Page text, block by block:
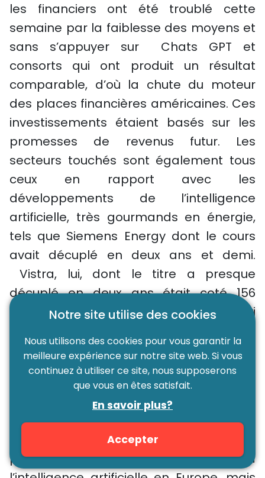
les financiers ont été troublé cette
semaine par la faiblesse des moyens et
sans s’appuyer sur Chats GPT et
consorts qui ont produit un résultat
comparable, d’où la chute du moteur
des places financières américaines. Ces
investissements étaient basés sur les
promesses de revenus futur. Les
secteurs touchés sont également tous
ceux en rapport avec les
développements de l’intelligence
artificielle, très gourmands en énergie,
tels que Siemens Energy dont le cours
avait décuplé en deux ans et demi.
Vistra, lui, dont le titre a presque
décuplé en deux ans était coté 156
dollars la semaine passée. Il a servi
contre Nvidia et est remonté hier à la
clôture à 176 dollars. Après avoir généré
6 milliards de dollars de profits.
Meta, Tesla, IBM et surtout Apple ont vu
leur cours progresser à la suite de la
publication de leurs résultats. ASML, lié à
Notre site utilise des cookies
Nous utilisons des cookies pour vous garantir la
meilleure expérience sur notre site web. Si vous
continuez à utiliser ce site, nous supposerons
que vous en êtes satisfait.
En savoir plus?
Accepter